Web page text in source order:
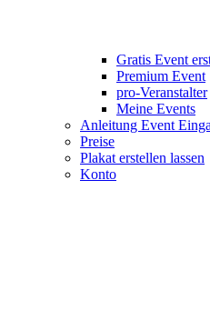
Gratis Event
Premium Event
pro-Veranstalter
Meine Events
Anleitung Event
Preise
Plakat erstellen lassen
Konto